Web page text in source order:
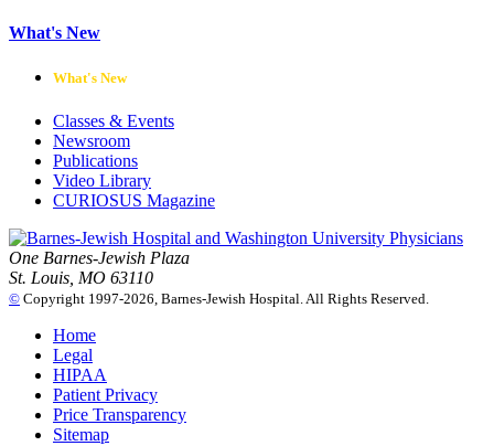
What's New
What's New
Classes & Events
Newsroom
Publications
Video Library
CURIOSUS Magazine
One Barnes-Jewish Plaza
St. Louis, MO 63110
© Copyright 1997-2026, Barnes-Jewish Hospital. All Rights Reserved.
Home
Legal
HIPAA
Patient Privacy
Price Transparency
Sitemap